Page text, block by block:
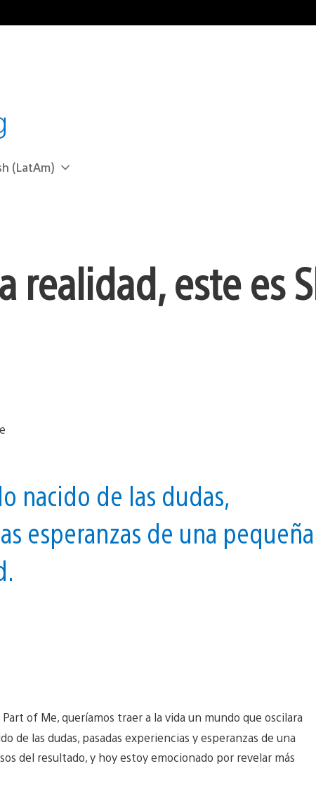
(LatAm)
realidad, este es
nacido de las dudas,
esperanzas de una pequeña
of Me, queríamos traer a la vida un mundo que oscilara
de las dudas, pasadas experiencias y esperanzas de una
del resultado, y hoy estoy emocionado por revelar más